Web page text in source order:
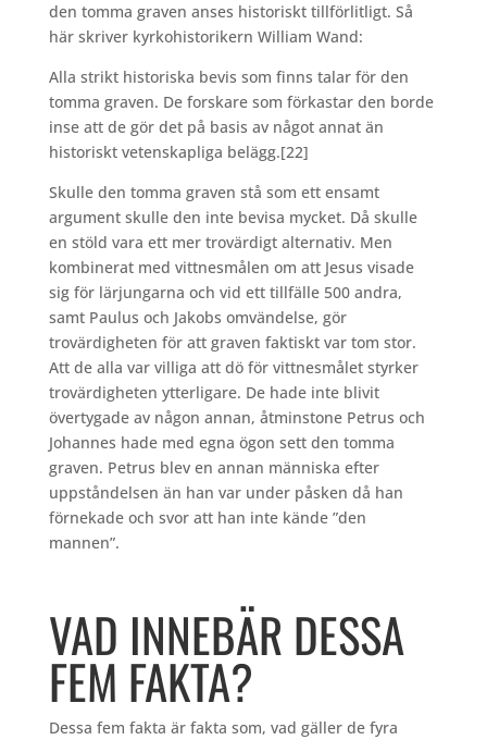
den tomma graven anses historiskt tillförlitligt. Så
här skriver kyrkohistorikern William Wand:
Alla strikt historiska bevis som finns talar för den
tomma graven. De forskare som förkastar den borde
inse att de gör det på basis av något annat än
historiskt vetenskapliga belägg.[22]
Skulle den tomma graven stå som ett ensamt
argument skulle den inte bevisa mycket. Då skulle
en stöld vara ett mer trovärdigt alternativ. Men
kombinerat med vittnesmålen om att Jesus visade
sig för lärjungarna och vid ett tillfälle 500 andra,
samt Paulus och Jakobs omvändelse, gör
trovärdigheten för att graven faktiskt var tom stor.
Att de alla var villiga att dö för vittnesmålet styrker
trovärdigheten ytterligare. De hade inte blivit
övertygade av någon annan, åtminstone Petrus och
Johannes hade med egna ögon sett den tomma
graven. Petrus blev en annan människa efter
uppståndelsen än han var under påsken då han
förnekade och svor att han inte kände ”den
mannen”.
VAD INNEBÄR DESSA
FEM FAKTA?
Dessa fem fakta är fakta som, vad gäller de fyra